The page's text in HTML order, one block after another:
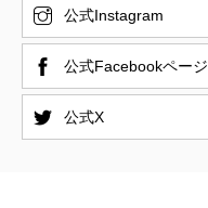
公式Instagram
公式Facebookページ
公式X